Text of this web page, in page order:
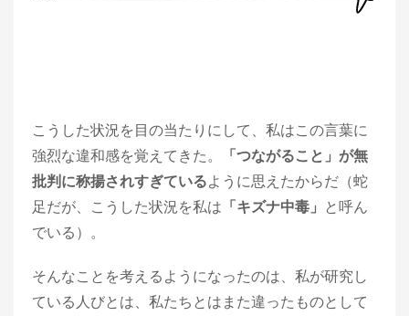
こうした状況を目の当たりにして、私はこの言葉に
強烈な違和感を覚えてきた。
「つながること」が無
批判に称揚されすぎているように思えたからだ（蛇
足だが、こうした状況を私は 「キズナ中毒」 と呼ん
でいる）。
そんなことを考えるようになったのは、私が研究し
ている人びとは、私たちとはまた違ったものとして